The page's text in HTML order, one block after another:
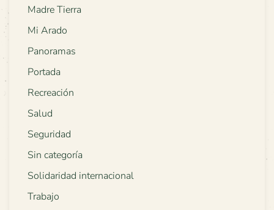
Madre Tierra
Mi Arado
Panoramas
Portada
Recreación
Salud
Seguridad
Sin categoría
Solidaridad internacional
Trabajo